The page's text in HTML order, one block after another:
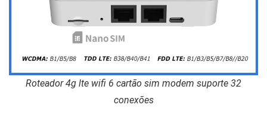
Roteador 4g lte wifi 6 cartão sim modem suporte 32
conexões